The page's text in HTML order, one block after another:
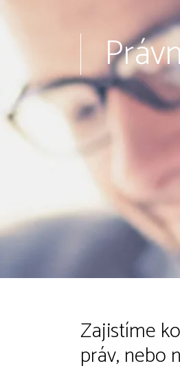
Zajistíme
práv, nebo